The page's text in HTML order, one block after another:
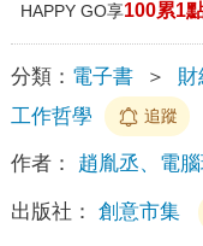
HAPPY GO享100累1
分類： 電子書 ＞ 財
工作哲學
追蹤
作者： 趙胤丞、電
出版社： 創意市集